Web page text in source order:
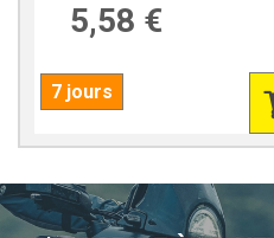
5,58 €
7 jours